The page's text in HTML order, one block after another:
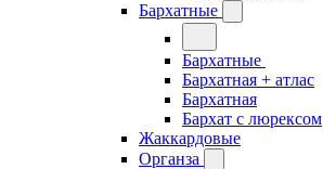
Бархатные
Бархатные
Бархатная + атлас
Бархатная
Бархат с люрексом
Жаккардовые
Органза